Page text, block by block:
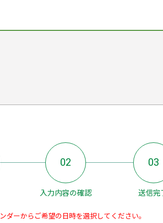
02
入力内容の確認
03
送信完
ダーからご希望の日時を選択してください。